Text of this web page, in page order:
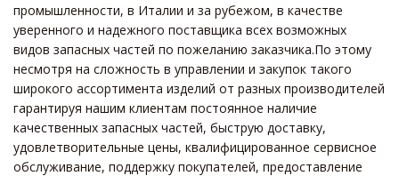
промышленности, в Италии и за рубежом, в качестве
уверенного и надежного поставщика всех возможных
видов запасных частей по пожеланию заказчика.По этому
несмотря на сложность в управлении и закупок такого
широкого ассортимента изделий от разных производителей
гарантируя нашим клиентам постоянное наличие
качественных запасных частей, быструю доставку,
удовлетворительные цены, квалифицированное сервисное
обслуживание, поддержку покупателей, предоставление